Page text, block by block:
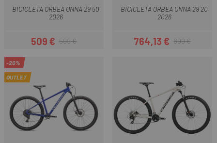
BICICLETA ORBEA ONNA 29 50
2026
Precio
509 €Precio regular
599 €
BICICLETA ORBEA ONNA 29 20
2026
Precio
764,13 €Precio regular
899 €
-20%
OUTLET